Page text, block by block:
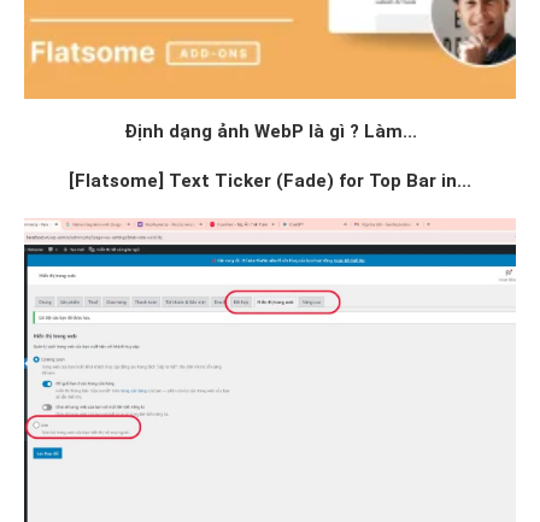
Định dạng ảnh WebP là gì ? Làm...
[Flatsome] Text Ticker (Fade) for Top Bar in...